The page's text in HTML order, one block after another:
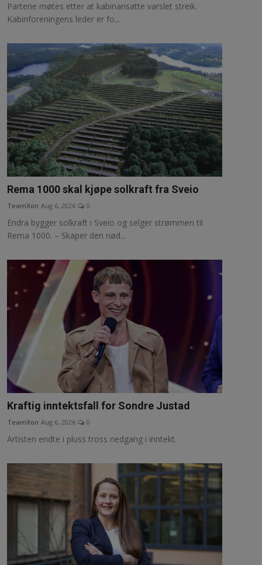
Partene møtes etter at kabinansatte varslet streik.
Kabinforeningens leder er fo...
Rema 1000 skal kjøpe solkraft fra Sveio
TeamXon Aug 6, 2026 0
Endra bygger solkraft i Sveio og selger strømmen til
Rema 1000. – Skaper den nød...
Kraftig inntektsfall for Sondre Justad
TeamXon Aug 6, 2026 0
Artisten endte i pluss tross nedgang i inntekt.